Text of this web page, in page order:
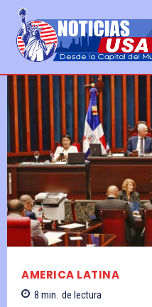
AMERICA LATINA
8 min. de lectura